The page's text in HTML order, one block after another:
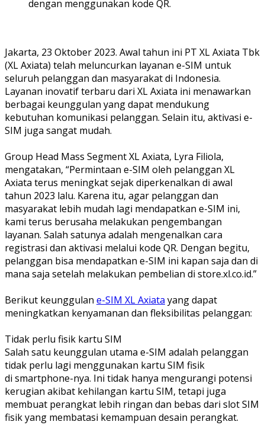
dengan menggunakan kode QR.
Jakarta, 23 Oktober 2023. Awal tahun ini PT XL Axiata Tbk
(XL Axiata) telah meluncurkan layanan e-SIM untuk
seluruh pelanggan dan masyarakat di Indonesia.
Layanan inovatif terbaru dari XL Axiata ini menawarkan
berbagai keunggulan yang dapat mendukung
kebutuhan komunikasi pelanggan. Selain itu, aktivasi e-
SIM juga sangat mudah.
Group Head Mass Segment XL Axiata, Lyra Filiola,
mengatakan, “Permintaan e-SIM oleh pelanggan XL
Axiata terus meningkat sejak diperkenalkan di awal
tahun 2023 lalu. Karena itu, agar pelanggan dan
masyarakat lebih mudah lagi mendapatkan e-SIM ini,
kami terus berusaha melakukan pengembangan
layanan. Salah satunya adalah mengenalkan cara
registrasi dan aktivasi melalui kode QR. Dengan begitu,
pelanggan bisa mendapatkan e-SIM ini kapan saja dan di
mana saja setelah melakukan pembelian di store.xl.co.id.”
Berikut keunggulan e-SIM XL Axiata yang dapat
meningkatkan kenyamanan dan fleksibilitas pelanggan:
Tidak perlu fisik kartu SIM
Salah satu keunggulan utama e-SIM adalah pelanggan
tidak perlu lagi menggunakan kartu SIM fisik
di smartphone-nya. Ini tidak hanya mengurangi potensi
kerugian akibat kehilangan kartu SIM, tetapi juga
membuat perangkat lebih ringan dan bebas dari slot SIM
fisik yang membatasi kemampuan desain perangkat.